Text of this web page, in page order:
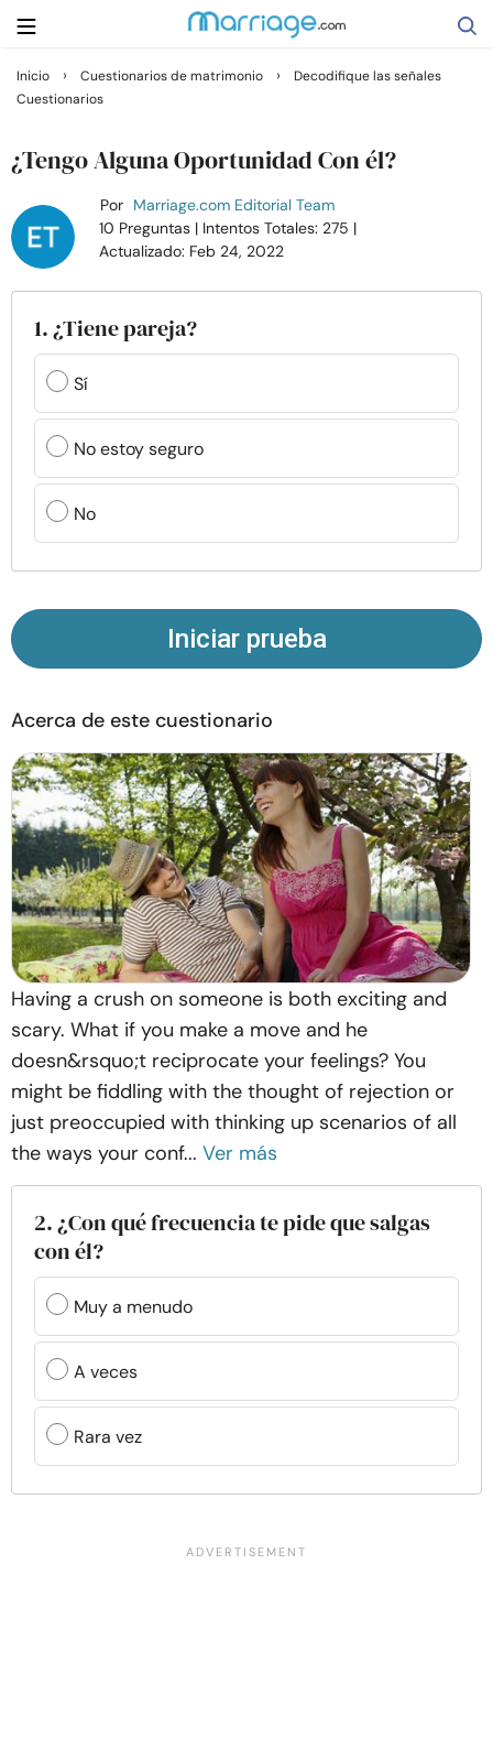
Buscar
Relaciones
Familia
Ayuda
Cursos
Recursos
Comunidad
Encuentra un terapeuta
Sobre nosotros Contáctanos Escríbenos
Publicidad con
nosotros
© Copyright 2026. Todos los derechos reservados.
Inicio › Cuestionarios de matrimonio ›
Decodifique las señales
Cuestionarios
¿Tengo Alguna Oportunidad Con él?
Por Marriage.com Editorial Team
10 Preguntas | Intentos Totales: 275 |
Actualizado: Feb 24, 2022
1. ¿Tiene pareja?
Sí
No estoy seguro
No
Iniciar prueba
Acerca de este cuestionario
Having a crush on someone is both exciting and
scary. What if you make a move and he
doesn&rsquo;t reciprocate your feelings? You
might be fiddling with the thought of rejection or
just preoccupied with thinking up scenarios of all
the ways your conf... Ver más
2. ¿Con qué frecuencia te pide que salgas
con él?
Muy a menudo
A veces
Rara vez